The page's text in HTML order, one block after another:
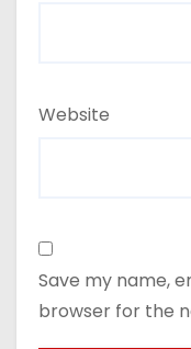
Website
Save my name,
browser for the